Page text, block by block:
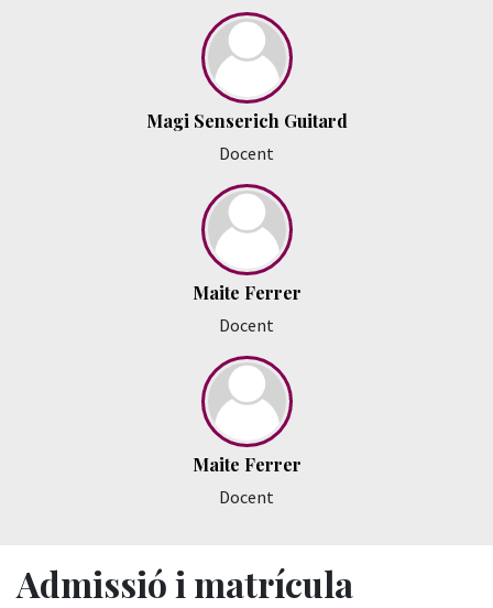
Magi Senserich Guitard
Docent
Maite Ferrer
Docent
Maite Ferrer
Docent
Admissió i matrícula